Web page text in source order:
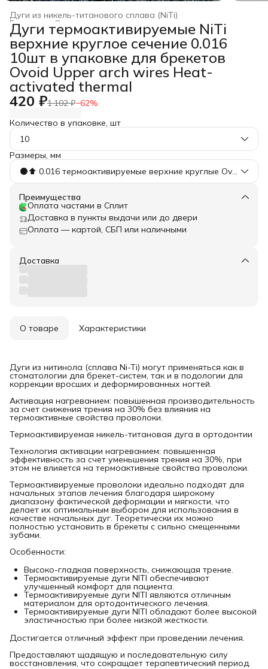
Дуги из никель-титанового сплава (NiTi)
Ортодонтические дуги
Главная
Дуги термоактивируемые NiTi
верхние круглое сечение 0.016
10шт в упаковке для брекетов
Ovoid Upper arch wires Heat-
activated thermal
420 ₽1 102 ₽−62%
Количество в упаковке, шт
10
Размеры, мм
⚫️⬆️ 0.016 термоактивируемые верхние круглые Ovoid
Преимущества
Оплата частями в Сплит
Доставка в пункты выдачи или до двери
Оплата — картой, СБП или наличными
Доставка
О товаре Характеристики
Дуги из нитинола (сплава Ni-Ti) могут применяться как в
стоматологии для брекет-систем, так и в подологии для
коррекции вросших и деформированных ногтей.
Активация нагреванием: повышенная производительность
за счет снижения трения на 30% без влияния на
термоактивные свойства проволоки.
Термоактивируемая никель-титановая дуга в ортодонтии
Технология активации нагреванием: повышенная
эффективность за счет уменьшения трения на 30%, при
этом не влияется на термоактивные свойства проволоки.
Термоактивируемые проволоки идеально подходят для
начальных этапов лечения благодаря широкому
диапазону фактической деформации и мягкости, что
делает их оптимальным выбором для использования в
качестве начальных дуг. Теоретически их можно
полностью установить в брекеты с сильно смещенными
зубами.
Особенности:
Высоко-гладкая поверхность, снижающая трение.
Термоактивируемые дуги NITI обеспечивают
улучшенный комфорт для пациента.
Термоактивируемые дуги NITI являются отличным
материалом для ортодонтического лечения.
Термоактивируемые дуги NITI обладают более высокой
эластичностью при более низкой жесткости.
Достигается отличный эффект при проведении лечения.
Предоставляют щадящую и последовательную силу
восстановления, что сокращает терапевтический период.